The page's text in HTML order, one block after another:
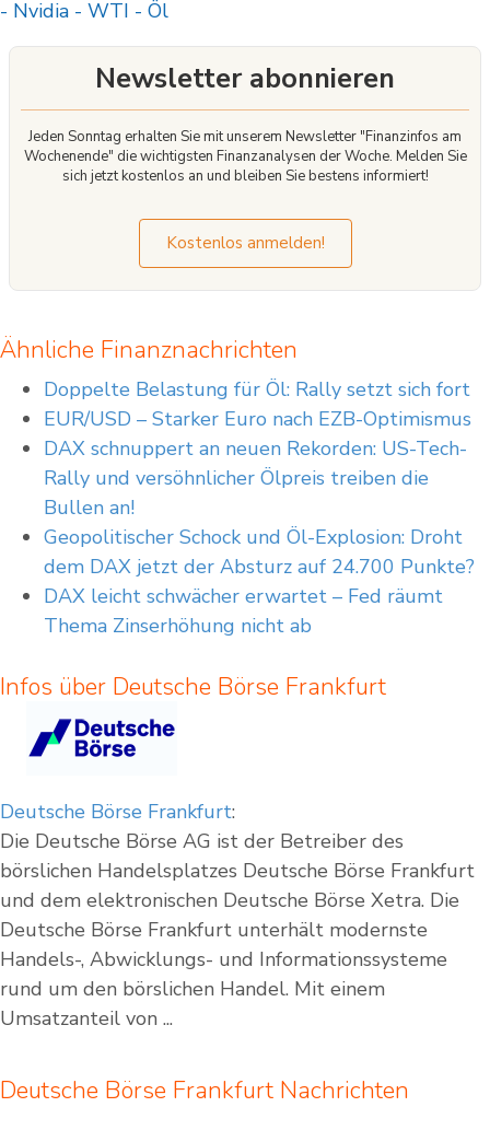
- Nvidia - WTI - Öl
Newsletter abonnieren
Jeden Sonntag erhalten Sie mit unserem Newsletter "Finanzinfos am
Wochenende" die wichtigsten Finanzanalysen der Woche. Melden Sie
sich jetzt kostenlos an und bleiben Sie bestens informiert!
Kostenlos anmelden!
Ähnliche Finanznachrichten
Doppelte Belastung für Öl: Rally setzt sich fort
EUR/USD – Starker Euro nach EZB-Optimismus
DAX schnuppert an neuen Rekorden: US-Tech-
Rally und versöhnlicher Ölpreis treiben die
Bullen an!
Geopolitischer Schock und Öl-Explosion: Droht
dem DAX jetzt der Absturz auf 24.700 Punkte?
DAX leicht schwächer erwartet – Fed räumt
Thema Zinserhöhung nicht ab
Infos über Deutsche Börse Frankfurt
Deutsche Börse Frankfurt:
Die Deutsche Börse AG ist der Betreiber des
börslichen Handelsplatzes Deutsche Börse Frankfurt
und dem elektronischen Deutsche Börse Xetra. Die
Deutsche Börse Frankfurt unterhält modernste
Handels-, Abwicklungs- und Informationssysteme
rund um den börslichen Handel. Mit einem
Umsatzanteil von ...
Deutsche Börse Frankfurt Nachrichten